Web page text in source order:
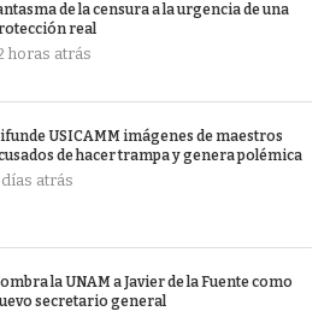
de la censura a la urgencia de una
real
horas atrás
USICAMM imágenes de maestros
de hacer trampa y genera polémica
atrás
la UNAM a Javier de la Fuente como
secretario general